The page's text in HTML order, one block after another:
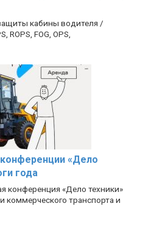
кабины водителя /
FOG, OPS,
«Дело
года
конференция «Дело техники»
коммерческого транспорта и